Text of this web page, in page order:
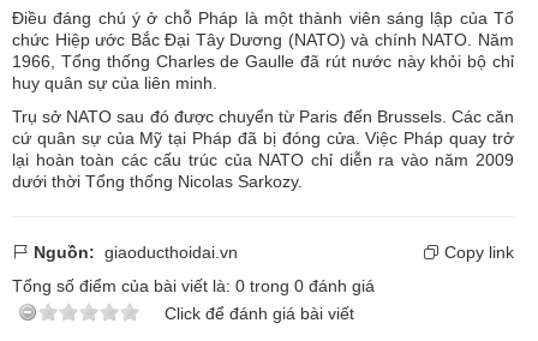
Điều đáng chú ý ở chỗ Pháp là một thành viên sáng lập của Tổ
chức Hiệp ước Bắc Đại Tây Dương (NATO) và chính NATO. Năm
1966, Tổng thống Charles de Gaulle đã rút nước này khỏi bộ chỉ
huy quân sự của liên minh.
Trụ sở NATO sau đó được chuyển từ Paris đến Brussels. Các căn
cứ quân sự của Mỹ tại Pháp đã bị đóng cửa. Việc Pháp quay trở
lại hoàn toàn các cấu trúc của NATO chỉ diễn ra vào năm 2009
dưới thời Tổng thống Nicolas Sarkozy.
Nguồn: giaoducthoidai.vn
Copy link
Tổng số điểm của bài viết là: 0 trong 0 đánh giá
Click để đánh giá bài viết